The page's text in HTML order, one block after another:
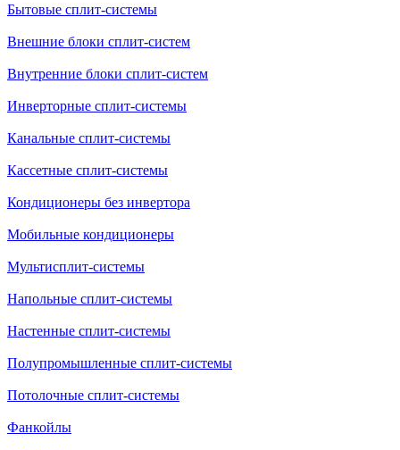
Бытовые сплит-системы
Внешние блоки сплит-систем
Внутренние блоки сплит-систем
Инверторные сплит-системы
Канальные сплит-системы
Кассетные сплит-системы
Кондиционеры без инвертора
Мобильные кондиционеры
Мультисплит-системы
Напольные сплит-системы
Настенные сплит-системы
Полупромышленные сплит-системы
Потолочные сплит-системы
Фанкойлы